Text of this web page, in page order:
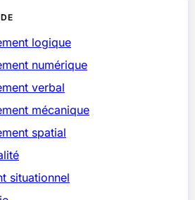
logique
numérique
verbal
mécanique
spatial
situationnel